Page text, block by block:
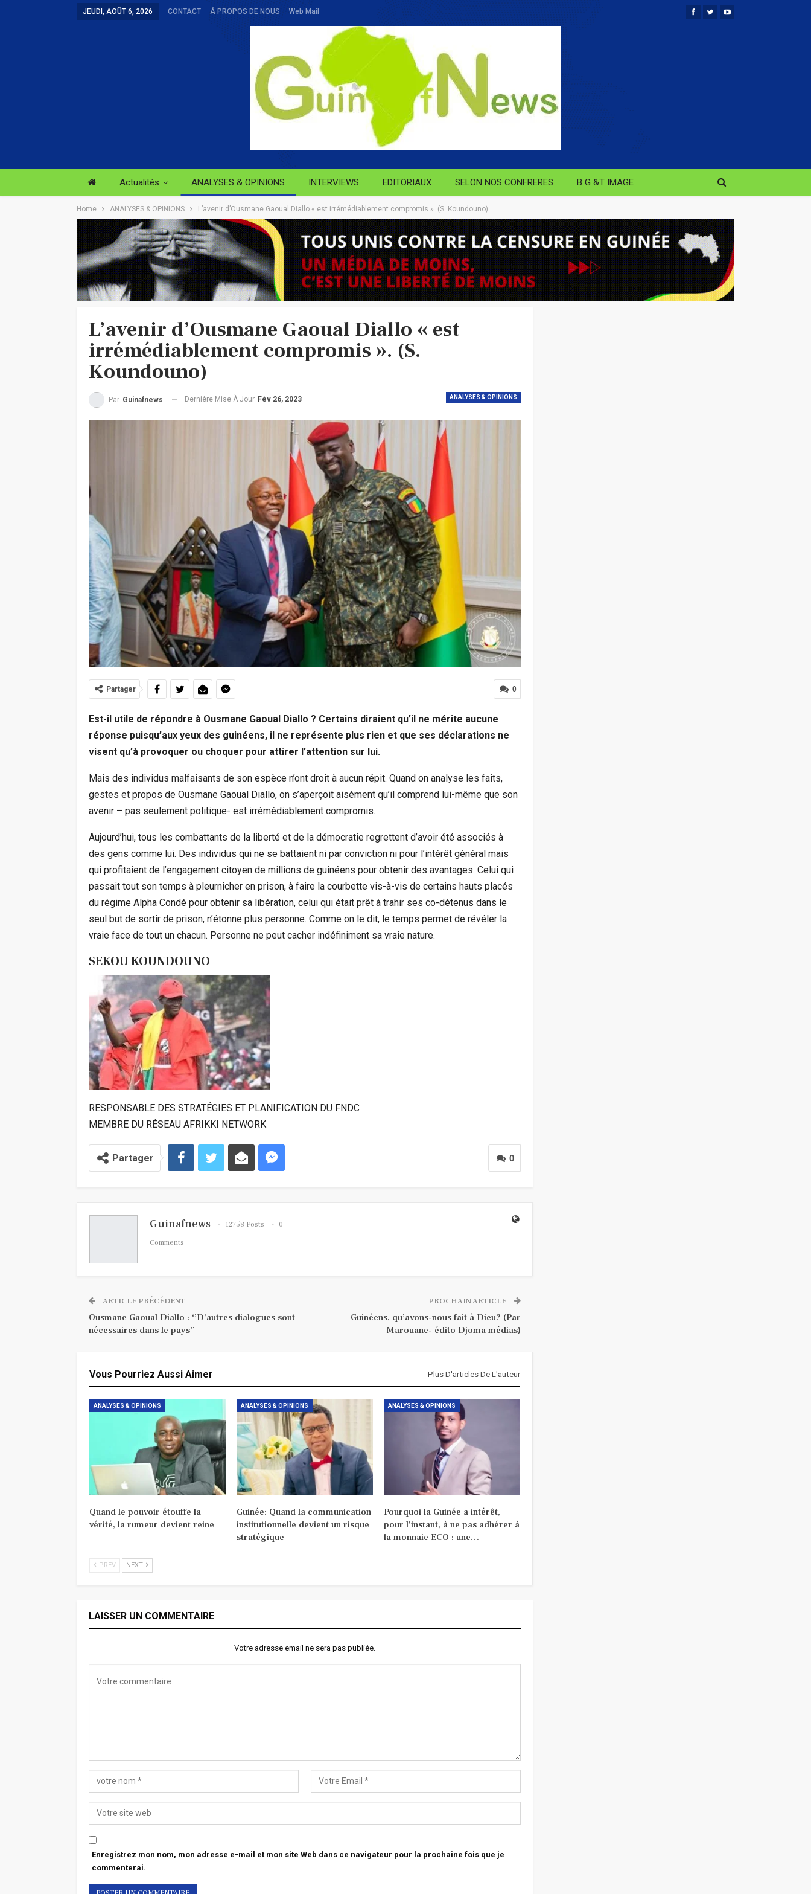
JEUDI, AOÛT 6, 2026 CONTACT Á PROPOS DE NOUS Web Mail
Actualités ANALYSES & OPINIONS INTERVIEWS EDITORIAUX SELON NOS CONFRERES B G &T IMAGE
Home ANALYSES & OPINIONS L’avenir d’Ousmane Gaoual Diallo « est irrémédiablement compromis ». (S. Koundouno)
L’avenir d’Ousmane Gaoual Diallo « est
irrémédiablement compromis ». (S.
Koundouno)
ANALYSES & OPINIONS
Par Guinafnews Dernière Mise À Jour Fév 26, 2023
0
Partager
Est-il utile de répondre à Ousmane Gaoual Diallo ? Certains diraient qu’il ne mérite aucune
réponse puisqu’aux yeux des guinéens, il ne représente plus rien et que ses déclarations ne
visent qu’à provoquer ou choquer pour attirer l’attention sur lui.
Mais des individus malfaisants de son espèce n’ont droit à aucun répit. Quand on analyse les faits,
gestes et propos de Ousmane Gaoual Diallo, on s’aperçoit aisément qu’il comprend lui-même que son
avenir – pas seulement politique- est irrémédiablement compromis.
Aujourd’hui, tous les combattants de la liberté et de la démocratie regrettent d’avoir été associés à
des gens comme lui. Des individus qui ne se battaient ni par conviction ni pour l’intérêt général mais
qui profitaient de l’engagement citoyen de millions de guinéens pour obtenir des avantages. Celui qui
passait tout son temps à pleurnicher en prison, à faire la courbette vis-à-vis de certains hauts placés
du régime Alpha Condé pour obtenir sa libération, celui qui était prêt à trahir ses co-détenus dans le
seul but de sortir de prison, n’étonne plus personne. Comme on le dit, le temps permet de révéler la
vraie face de tout un chacun. Personne ne peut cacher indéfiniment sa vraie nature.
SEKOU KOUNDOUNO
RESPONSABLE DES STRATÉGIES ET PLANIFICATION DU FNDC
MEMBRE DU RÉSEAU AFRIKKI NETWORK
0
Partager
Guinafnews 12758 Posts
0
Comments
ARTICLE PRÉCÉDENT
Ousmane Gaoual Diallo : ‘’D’autres dialogues sont
nécessaires dans le pays’’
PROCHAIN ARTICLE
Guinéens, qu’avons-nous fait à Dieu? (Par
Marouane- édito Djoma médias)
Vous Pourriez Aussi Aimer Plus D'articles De L'auteur
ANALYSES & OPINIONS
Quand le pouvoir étouffe la
vérité, la rumeur devient reine
ANALYSES & OPINIONS
Guinée: Quand la communication
institutionnelle devient un risque
stratégique
ANALYSES & OPINIONS
Pourquoi la Guinée a intérêt,
pour l’instant, à ne pas adhérer à
la monnaie ECO : une…
PREV NEXT
LAISSER UN COMMENTAIRE
Votre adresse email ne sera pas publiée.
Enregistrez mon nom, mon adresse e-mail et mon site Web dans ce navigateur pour la prochaine fois que je
commenterai.